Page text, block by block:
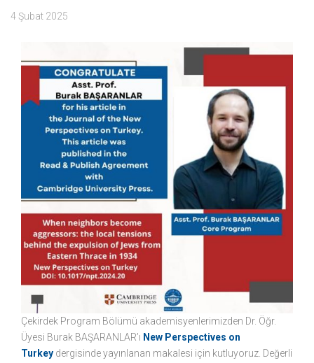
4 Şubat 2025
Çekirdek Program Bölümü akademisyenlerimizden Dr. Öğr.
Üyesi Burak BAŞARANLAR’ı New Perspectives on
Turkey dergisinde yayınlanan makalesi için kutluyoruz. Değerli